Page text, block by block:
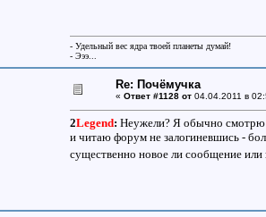
- Удельный вес ядра твоей планеты думай!
- Эээ...
Re: Почёмучка
« Ответ #1128 от04.04.2011 в
2Legend: Неужели? Я обычно смотрю
и читаю форум не залогиневшись -
существенно новое ли сообщение